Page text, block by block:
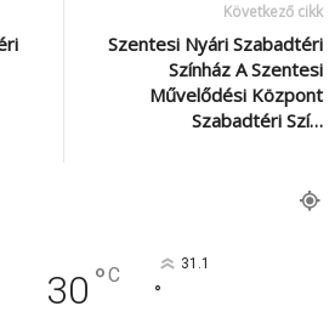
Következő cikk
Szentesi Nyári Szabadtéri
Színház A Szentesi
Művelődési Központ
Szabadtéri Szí…
30 °C 31.1
°